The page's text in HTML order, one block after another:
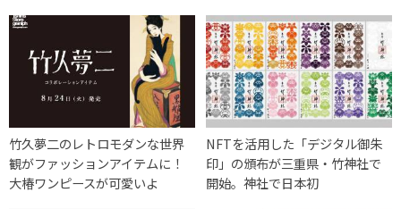
竹久夢二のレトロモダンな世界
観がファッションアイテムに！
大椿ワンピースが可愛いよ
NFTを活用した「デジタル御朱
印」の頒布が三重県・竹神社で
開始。神社で日本初